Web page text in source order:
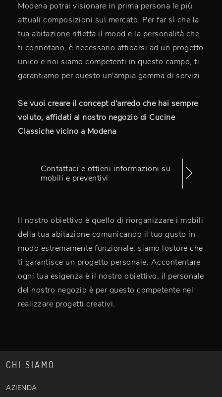
Modena potrai visionare in prima persona le più
attuali composizioni sul mercato. Per far sì che la
tua abitazione rifletta il mood e la personalità che
ti connotano, è necessario affidarsi ad un progetto
unico e noi siamo competenti in questo campo, ti
garantiamo per questo un'ampia gamma di servizi
Se vuoi creare il concept d'arredo che hai sempre
voluto, affidati al nostro negozio di Cucine
Classiche vicino a Modena
Contattaci e ottieni informazioni su
mobili e preventivi
Il nostro obiettivo è quello di riorganizzare i mobili
della tua abitazione comunicando il tuo gusto in
modo estremamente funzionale, siamo lostore che
ti garantisce un progetto personale. Accontentare
ogni tua esigenza è il nostro obiettivo, il personale
del nostro negozio è per questo competente nel
realizzare progetti creativi.
CHI SIAMO
AZIENDA